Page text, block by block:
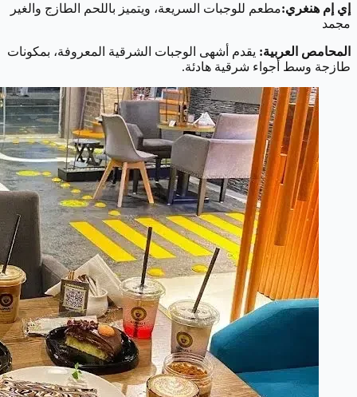
إي إم هنغري:مطعم للوجبات السريعة، ويتميز باللحم الطازج والغير
مجمد
المحامص العربية: يقدم أشهى الوجبات الشرقية المعروفة، بمكونات
طازجة وسط أجواء شرقية هادئة.